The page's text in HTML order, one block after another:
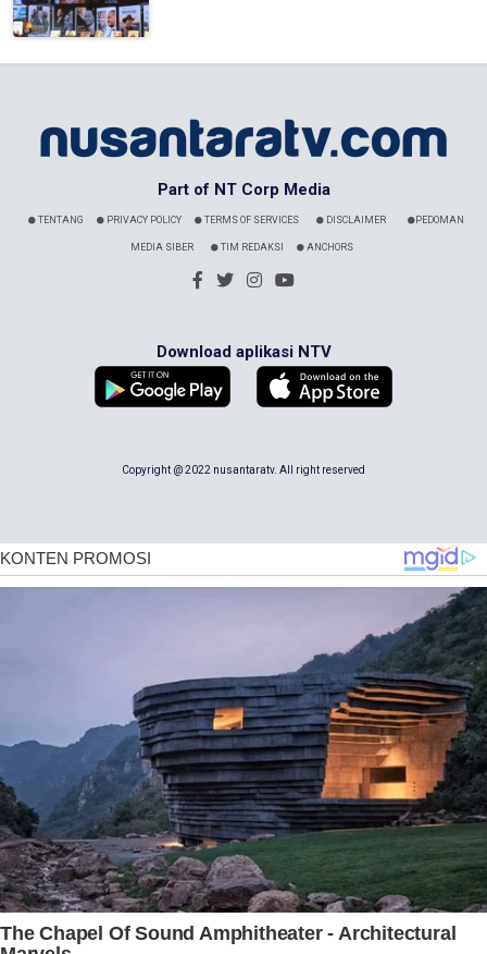
Part of NT Corp Media
TENTANG PRIVACY POLICY TERMS OF SERVICES DISCLAIMER PEDOMAN
MEDIA SIBER TIM REDAKSI ANCHORS
Download aplikasi NTV
Copyright @ 2022 nusantaratv. All right reserved